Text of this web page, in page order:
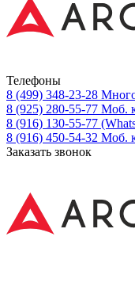
Телефоны
8 (499) 348-23-28
8 (925) 280-55-77 Моб.
8 (916) 130-55-77
8 (916) 450-54-32 Моб.
Заказать звонок